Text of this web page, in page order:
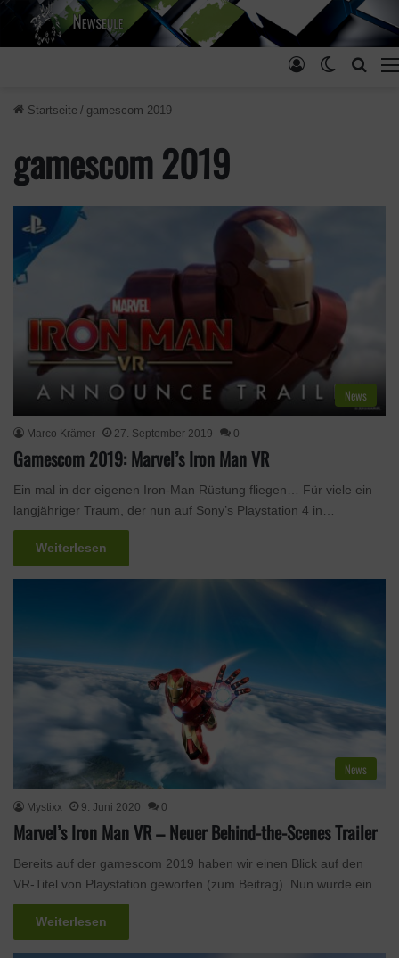
Skin
Anmelden
Startseite / gamescom 2019
gamescom 2019
News
Marco Krämer 27. September 2019 0
Gamescom 2019: Marvel’s Iron Man VR
Ein mal in der eigenen Iron-Man Rüstung fliegen… Für viele ein
langjähriger Traum, der nun auf Sony’s Playstation 4 in…
Weiterlesen
News
Mystixx 9. Juni 2020 0
Marvel’s Iron Man VR – Neuer Behind-the-Scenes Trailer
Bereits auf der gamescom 2019 haben wir einen Blick auf den
VR-Titel von Playstation geworfen (zum Beitrag). Nun wurde ein…
Weiterlesen